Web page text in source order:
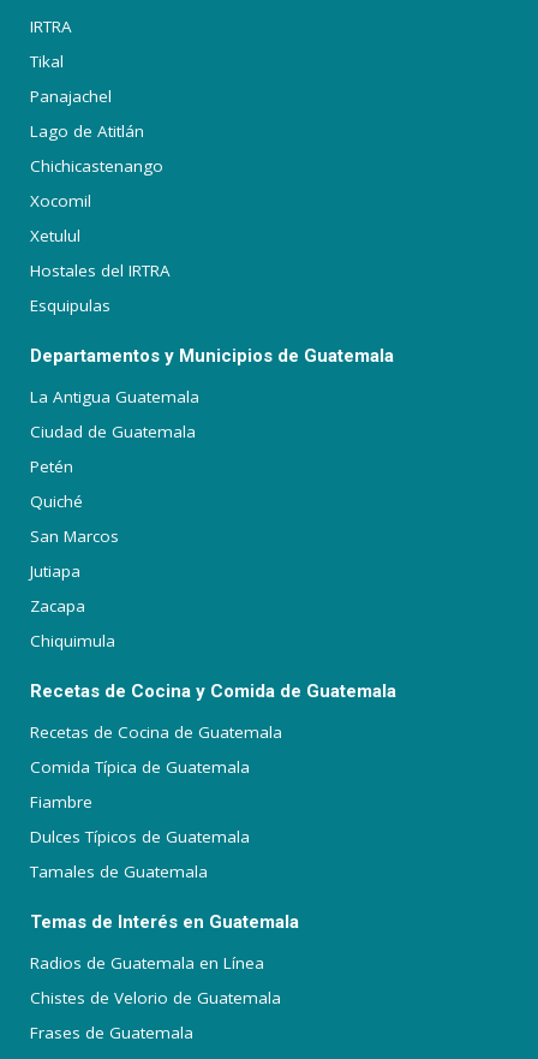
IRTRA
Tikal
Panajachel
Lago de Atitlán
Chichicastenango
Xocomil
Xetulul
Hostales del IRTRA
Esquipulas
Departamentos y Municipios de Guatemala
La Antigua Guatemala
Ciudad de Guatemala
Petén
Quiché
San Marcos
Jutiapa
Zacapa
Chiquimula
Recetas de Cocina y Comida de Guatemala
Recetas de Cocina de Guatemala
Comida Típica de Guatemala
Fiambre
Dulces Típicos de Guatemala
Tamales de Guatemala
Temas de Interés en Guatemala
Radios de Guatemala en Línea
Chistes de Velorio de Guatemala
Frases de Guatemala